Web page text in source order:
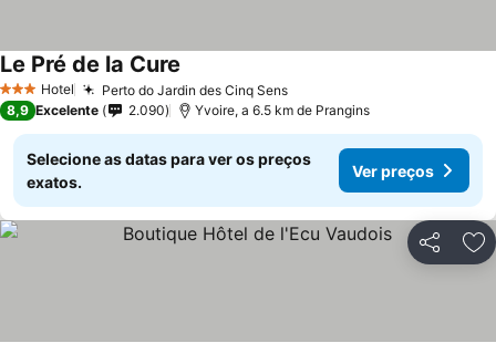
3 EstrelasHotel Perto do Jardin des Cinq SensVer preços
Le Pré de la Cure
8,9 Excelente 2.090 Yvoire, a 6.5 km de Prangins
Selecione as datas para ver os preços
exatos.
Ver preços
Partilhar